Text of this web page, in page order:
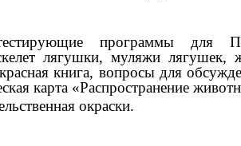
тестирующие программы
лягушки, муляжи лягушек,
книга, вопросы для
карта «Распространение
окраски.